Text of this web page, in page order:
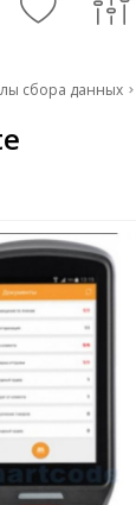
Сервис
Инфо
сбора данных